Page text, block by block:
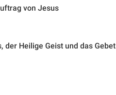
von Jesus
der Heilige Geist und das Gebet